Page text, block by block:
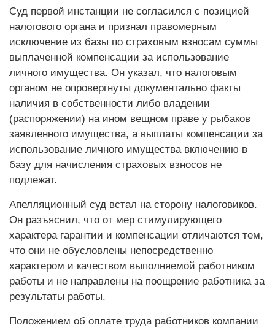
Суд первой инстанции не согласился с позицией
налогового органа и признал правомерным
исключение из базы по страховым взносам суммы
выплаченной компенсации за использование
личного имущества. Он указал, что налоговым
органом не опровергнуты документально факты
наличия в собственности либо владении
(распоряжении) на ином вещном праве у рыбаков
заявленного имущества, а выплаты компенсации за
использование личного имущества включению в
базу для начисления страховых взносов не
подлежат.
Апелляционный суд встал на сторону налоговиков.
Он разъяснил, что от мер стимулирующего
характера гарантии и компенсации отличаются тем,
что они не обусловлены непосредственно
характером и качеством выполняемой работником
работы и не направлены на поощрение работника за
результаты работы.
Положением об оплате труда работников компании